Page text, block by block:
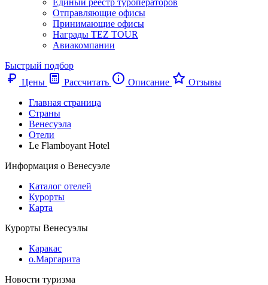
Единый реестр туроператоров
Отправляющие офисы
Принимающие офисы
Награды TEZ TOUR
Авиакомпании
Быстрый подбор
Цены
Рассчитать Описание
Отзывы
Главная страница
Cтраны
Венесуэла
Отели
Le Flamboyant Hotel
Информация о Венесуэле
Каталог отелей
Курорты
Карта
Курорты Венесуэлы
Каракас
о.Маргарита
Новости туризма